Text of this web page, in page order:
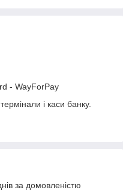
- WayForPay
і каси банку.
за домовленістю